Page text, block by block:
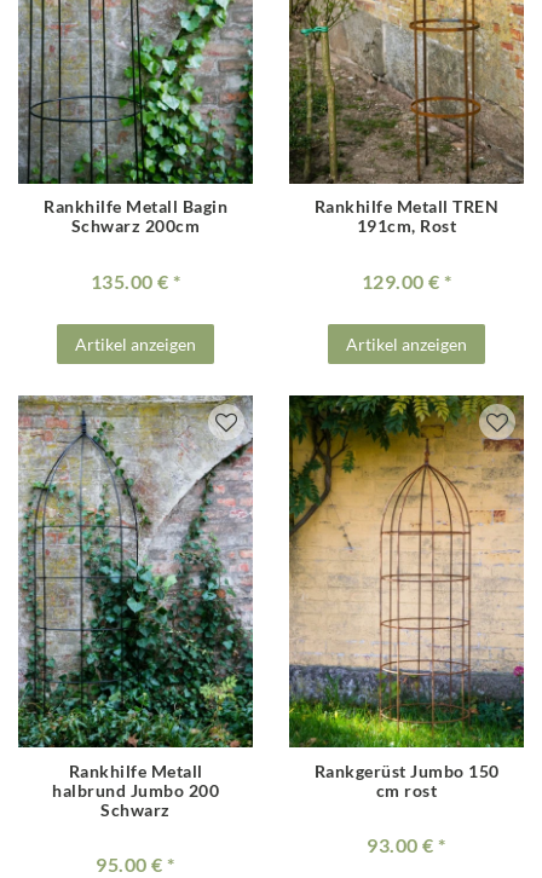
Rankhilfe Metall Bagin
Schwarz 200cm
135.00 €
Artikel anzeigen
Rankhilfe Metall TREN
191cm, Rost
129.00 €
Artikel anzeigen
Rankhilfe Metall
halbrund Jumbo 200
Schwarz
95.00 €
Rankgerüst Jumbo 150
cm rost
93.00 €